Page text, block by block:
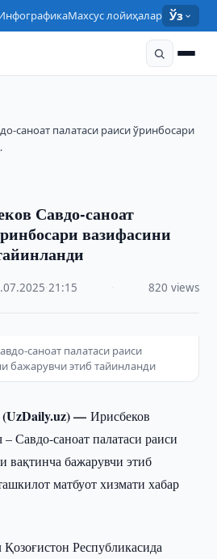
Махсус лойиҳалар Ўз
саноат палатаси раиси ўринбосари
Савдо-саноат
вазифасини
·21:15 820 views
саноат палатаси раиси
бажарувчи этиб тайинланди
(UzDaily.uz) —Ирисбеков
Савдо-саноат палатаси раиси
вақтинча бажарувчи этиб
матбуот хизмати хабар
Республикасида